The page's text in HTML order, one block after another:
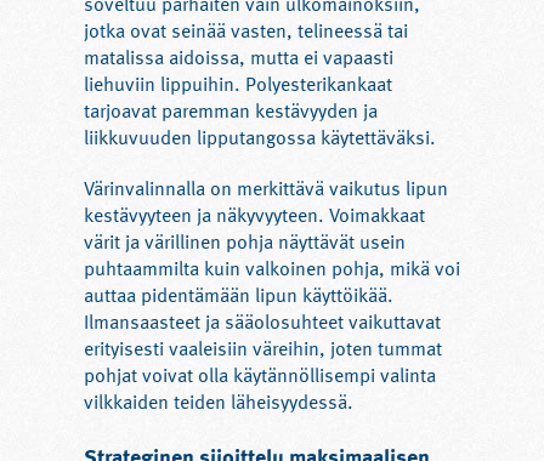
jotka ovat seinää vasten, telineessä tai
matalissa aidoissa, mutta ei vapaasti
liehuviin lippuihin. Polyesterikankaat
tarjoavat paremman kestävyyden ja
liikkuvuuden lipputangossa käytettäväksi.
Värinvalinnalla on merkittävä vaikutus lipun
kestävyyteen ja näkyvyyteen. Voimakkaat
värit ja värillinen pohja näyttävät usein
puhtaammilta kuin valkoinen pohja, mikä voi
auttaa pidentämään lipun käyttöikää.
Ilmansaasteet ja sääolosuhteet vaikuttavat
erityisesti vaaleisiin väreihin, joten tummat
pohjat voivat olla käytännöllisempi valinta
vilkkaiden teiden läheisyydessä.